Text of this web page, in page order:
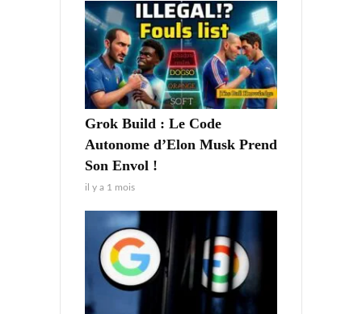
Grok Build : Le Code
Autonome d’Elon Musk Prend
Son Envol !
il y a 1 mois